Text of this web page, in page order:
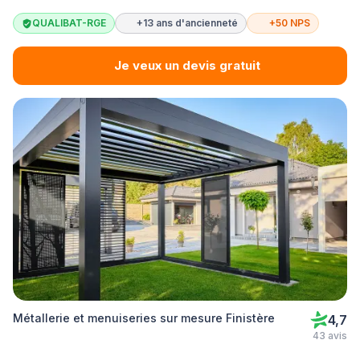
QUALIBAT-RGE +13 ans d'ancienneté +50 NPS
Je veux un devis gratuit
Métallerie et menuiseries sur mesure Finistère 4,7
43 avis